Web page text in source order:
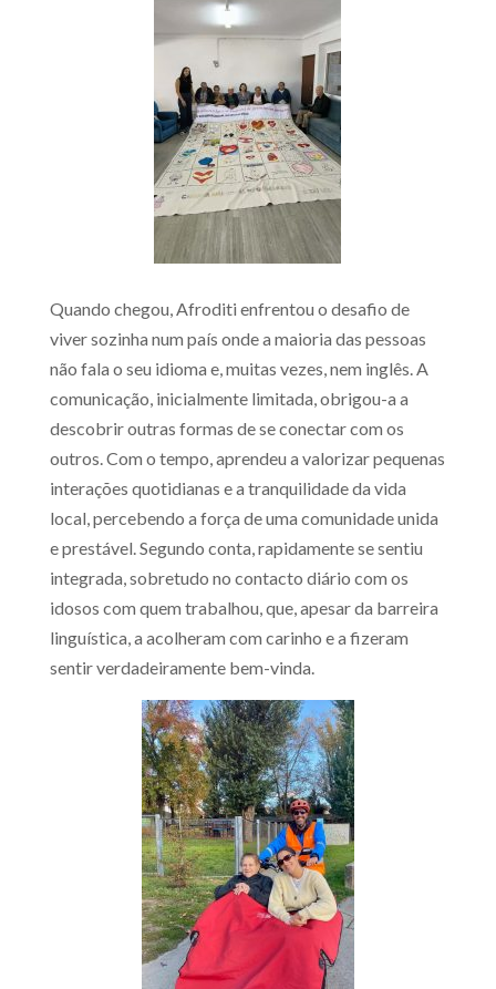
Quando chegou, Afroditi enfrentou o desafio de
viver sozinha num país onde a maioria das pessoas
não fala o seu idioma e, muitas vezes, nem inglês. A
comunicação, inicialmente limitada, obrigou-a a
descobrir outras formas de se conectar com os
outros. Com o tempo, aprendeu a valorizar pequenas
interações quotidianas e a tranquilidade da vida
local, percebendo a força de uma comunidade unida
e prestável. Segundo conta, rapidamente se sentiu
integrada, sobretudo no contacto diário com os
idosos com quem trabalhou, que, apesar da barreira
linguística, a acolheram com carinho e a fizeram
sentir verdadeiramente bem-vinda.